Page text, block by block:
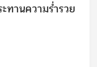
ทานความร่ำรวย